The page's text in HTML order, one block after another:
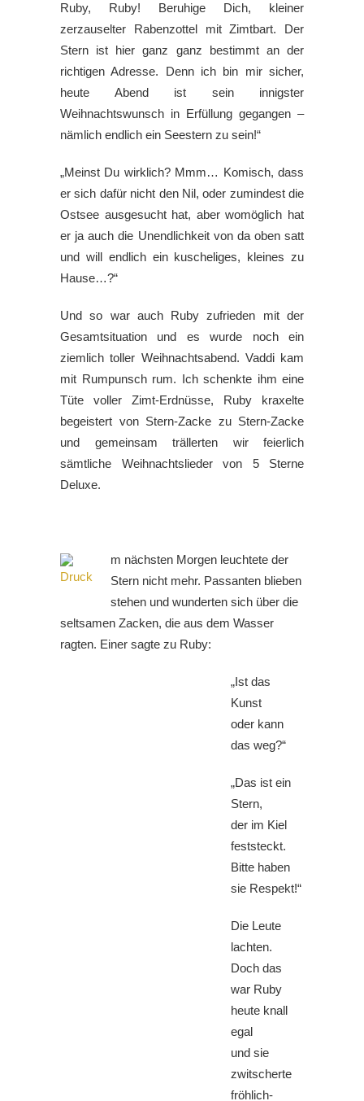
Ruby, Ruby! Beruhige Dich, kleiner
zerzauselter Rabenzottel mit Zimtbart. Der
Stern ist hier ganz ganz bestimmt an der
richtigen Adresse. Denn ich bin mir sicher,
heute Abend ist sein innigster
Weihnachtswunsch in Erfüllung gegangen –
nämlich endlich ein Seestern zu sein!“
„Meinst Du wirklich? Mmm… Komisch, dass
er sich dafür nicht den Nil, oder zumindest die
Ostsee ausgesucht hat, aber womöglich hat
er ja auch die Unendlichkeit von da oben satt
und will endlich ein kuscheliges, kleines zu
Hause…?“
Und so war auch Ruby zufrieden mit der
Gesamtsituation und es wurde noch ein
ziemlich toller Weihnachtsabend. Vaddi kam
mit Rumpunsch rum. Ich schenkte ihm eine
Tüte voller Zimt-Erdnüsse, Ruby kraxelte
begeistert von Stern-Zacke zu Stern-Zacke
und gemeinsam trällerten wir feierlich
sämtliche Weihnachtslieder von 5 Sterne
Deluxe.
m nächsten Morgen leuchtete der
Stern nicht mehr. Passanten blieben
stehen und wunderten sich über die
seltsamen Zacken, die aus dem Wasser
ragten. Einer sagte zu Ruby:
„Ist das
Kunst
oder kann
das weg?“
„Das ist ein
Stern,
der im Kiel
feststeckt.
Bitte haben
sie Respekt!“
Die Leute
lachten.
Doch das
war Ruby
heute knall
egal
und sie
zwitscherte
fröhlich-